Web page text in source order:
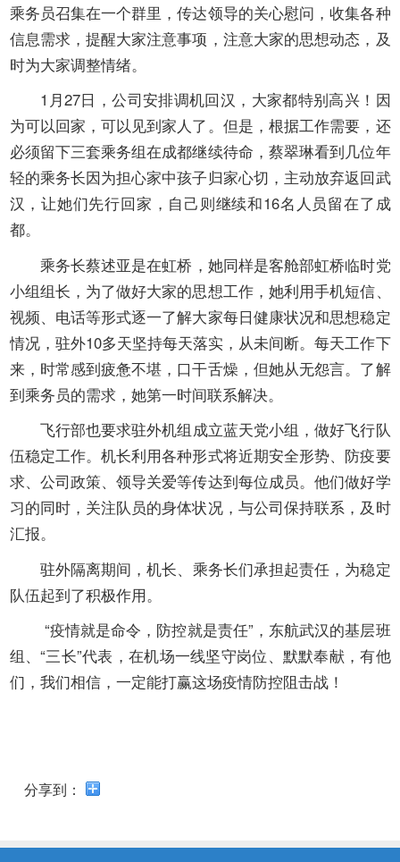
乘务员召集在一个群里，传达领导的关心慰问，收集各种
信息需求，提醒大家注意事项，注意大家的思想动态，及
时为大家调整情绪。
1 月27日，公司安排调机回汉，大家都特别高兴！因
为可以回家，可以见到家人了。但是，根据工作需要，还
必须留下三套乘务组在成都继续待命，蔡翠琳看到几位年
轻的乘务长因为担心家中孩子归家心切，主动放弃返回武
汉，让她们先行回家，自己则继续和16名人员留在了成
都。
乘务长蔡述亚是在虹桥，她同样是客舱部虹桥临时党
小组组长，为了做好大家的思想工作，她利用手机短信、
视频、电话等形式逐一了解大家每日健康状况和思想稳定
情况，驻外10多天坚持每天落实，从未间断。每天工作下
来，时常感到疲惫不堪，口干舌燥，但她从无怨言。了解
到乘务员的需求，她第一时间联系解决。
飞行部也要求驻外机组成立蓝天党小组，做好飞行队
伍稳定工作。机长利用各种形式将近期安全形势、防疫要
求、公司政策、领导关爱等传达到每位成员。他们做好学
习的同时，关注队员的身体状况，与公司保持联系，及时
汇报。
驻外隔离期间，机长、乘务长们承担起责任，为稳定
队伍起到了积极作用。
“疫情就是命令，防控就是责任”，东航武汉的基层班
组、“三长”代表，在机场一线坚守岗位、默默奉献，有他
们，我们相信，一定能打赢这场疫情防控阻击战！
分享到：